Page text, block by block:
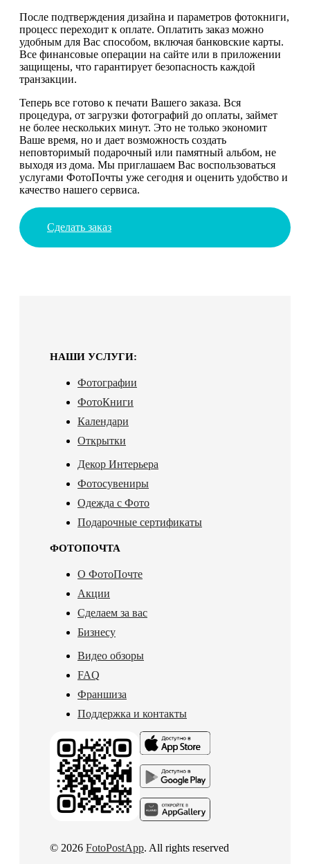
После подтверждения дизайна и параметров фотокниги,
процесс переходит к оплате. Оплатить заказ можно
удобным для Вас способом, включая банковские карты.
Все финансовые операции на сайте или в приложении
защищены, что гарантирует безопасность каждой
транзакции.
Теперь все готово к печати Вашего заказа. Вся
процедура, от загрузки фотографий до оплаты, займет
не более нескольких минут. Это не только экономит
Ваше время, но и дает возможность создать
неповторимый подарочный или памятный альбом, не
выходя из дома. Мы приглашаем Вас воспользоваться
услугами ФотоПочты уже сегодня и оценить удобство и
качество нашего сервиса.
Сделать заказ
НАШИ УСЛУГИ:
Фотографии
ФотоКниги
Календари
Открытки
Декор Интерьера
Фотосувениры
Одежда с Фото
Подарочные сертификаты
ФОТОПОЧТА
О ФотоПочте
Акции
Сделаем за вас
Бизнесу
Видео обзоры
FAQ
Франшиза
Поддержка и контакты
© 2026 FotoPostApp. All rights reserved